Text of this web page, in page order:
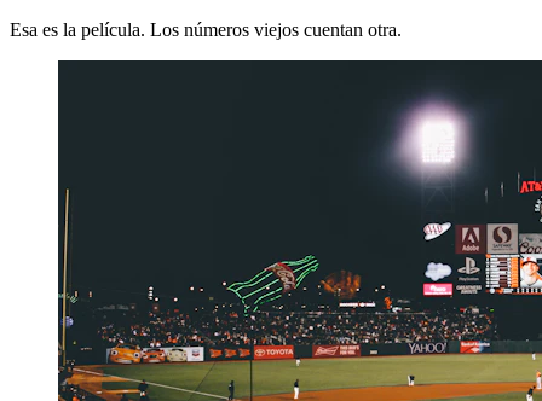
Esa es la película. Los números viejos cuentan otra.